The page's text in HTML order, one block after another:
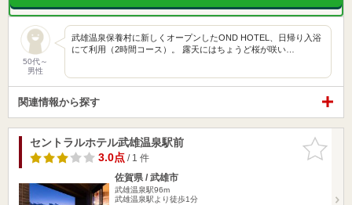
50代～
男性
武雄温泉保養村に新しくオープンしたOND HOTEL、日帰り入浴
にて利用（2時間コース）。 露天にはちょうど桜が咲い…
関連情報から探す
お気に入
りに追加
セントラルホテル武雄温泉駅前
3.0点/ 1 件
佐賀県 / 武雄市
武雄温泉駅96m
武雄温泉駅より徒歩1分